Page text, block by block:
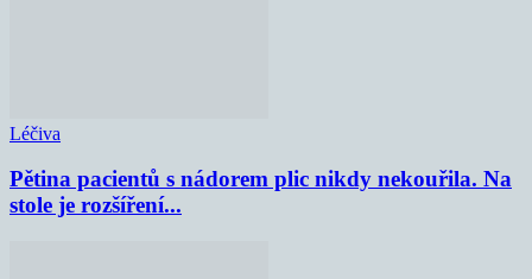
Léčiva
Pětina pacientů s nádorem plic nikdy nekouřila. Na
stole je rozšíření...